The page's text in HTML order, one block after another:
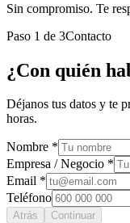
Sin compromiso. Te
Paso 1 de 3Contacto
¿Con quién
Déjanos tus datos y te
horas.
Nombre *
Empresa / Negocio *
Email *
Teléfono
Atrás Continuar